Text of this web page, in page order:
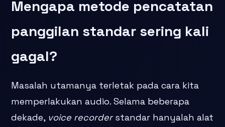
Mengapa metode pencatatan
panggilan standar sering kali
gagal?
Masalah utamanya terletak pada cara kita
memperlakukan audio. Selama beberapa
dekade, voice recorderstandar hanyalah alat